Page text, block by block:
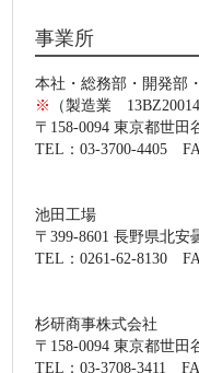
事業所
本社・総務部・開発部
※
（製造業
〒158-0094 東京都世田
TEL：03-3700-4405
池田工場
〒399-8601 長野県北安
TEL：0261-62-8130
杉研商事株式会社
〒158-0094 東京都世田
TEL：03-3708-3411